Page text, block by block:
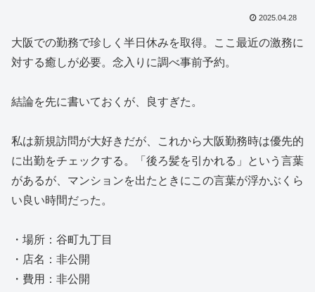
2025.04.28
大阪での勤務で珍しく半日休みを取得。ここ最近の激務に
対する癒しが必要。念入りに調べ事前予約。
結論を先に書いておくが、良すぎた。
私は新規訪問が大好きだが、これから大阪勤務時は優先的
に出勤をチェックする。「後ろ髪を引かれる」という言葉
があるが、マンションを出たときにこの言葉が浮かぶくら
い良い時間だった。
・場所：谷町九丁目
・店名：非公開
・費用：非公開